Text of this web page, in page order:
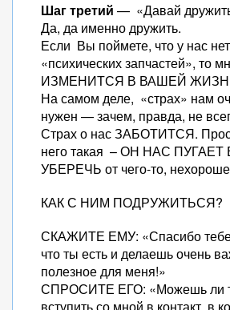
Шаг третий — «Давай
Да, да именно дружить.
Если Вы поймете, что у нас
«психических запчастей», то
ИЗМЕНИТСЯ В ВАШЕЙ
На самом деле, «страх» нам
нужен — зачем, правда, не
Страх о нас ЗАБОТИТСЯ.
него такая – ОН НАС
УБЕРЕЧЬ от чего-то,
КАК С НИМ ПОДРУЖИТЬСЯ?
СКАЖИТЕ ЕМУ: «Спасибо тебе
что ты есть и делаешь очень
полезное для меня!»
СПРОСИТЕ ЕГО: «Можешь ли